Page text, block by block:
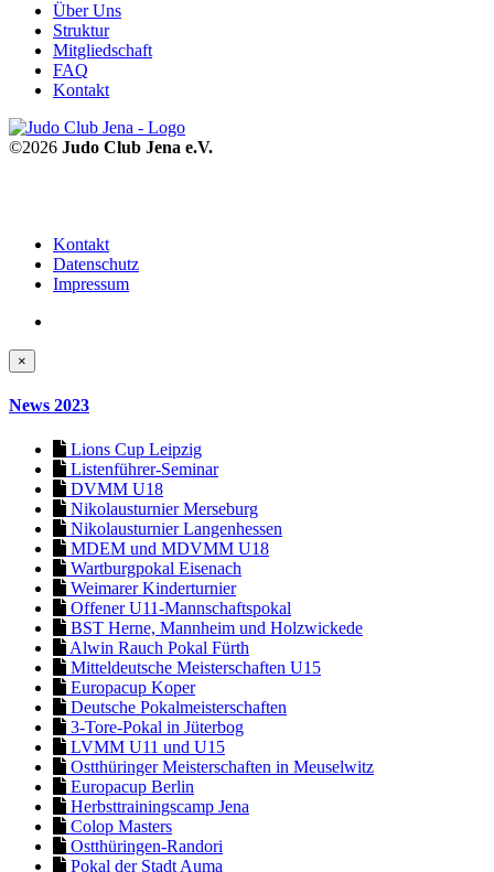
Über Uns
Struktur
Mitgliedschaft
FAQ
Kontakt
©2026 Judo Club Jena e.V.
Kontakt
Datenschutz
Impressum
×
News 2023
Lions Cup Leipzig
Listenführer-Seminar
DVMM U18
Nikolausturnier Merseburg
Nikolausturnier Langenhessen
MDEM und MDVMM U18
Wartburgpokal Eisenach
Weimarer Kinderturnier
Offener U11-Mannschaftspokal
BST Herne, Mannheim und Holzwickede
Alwin Rauch Pokal Fürth
Mitteldeutsche Meisterschaften U15
Europacup Koper
Deutsche Pokalmeisterschaften
3-Tore-Pokal in Jüterbog
LVMM U11 und U15
Ostthüringer Meisterschaften in Meuselwitz
Europacup Berlin
Herbsttrainingscamp Jena
Colop Masters
Ostthüringen-Randori
Pokal der Stadt Auma